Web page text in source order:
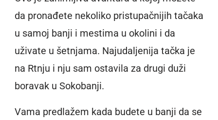
da pronađete nekoliko pristupačnijih tačaka
u samoj banji i mestima u okolini i da
uživate u šetnjama. Najudaljenija tačka je
na Rtnju i nju sam ostavila za drugi duži
boravak u Sokobanji.
Vama predlažem kada budete u banji da se